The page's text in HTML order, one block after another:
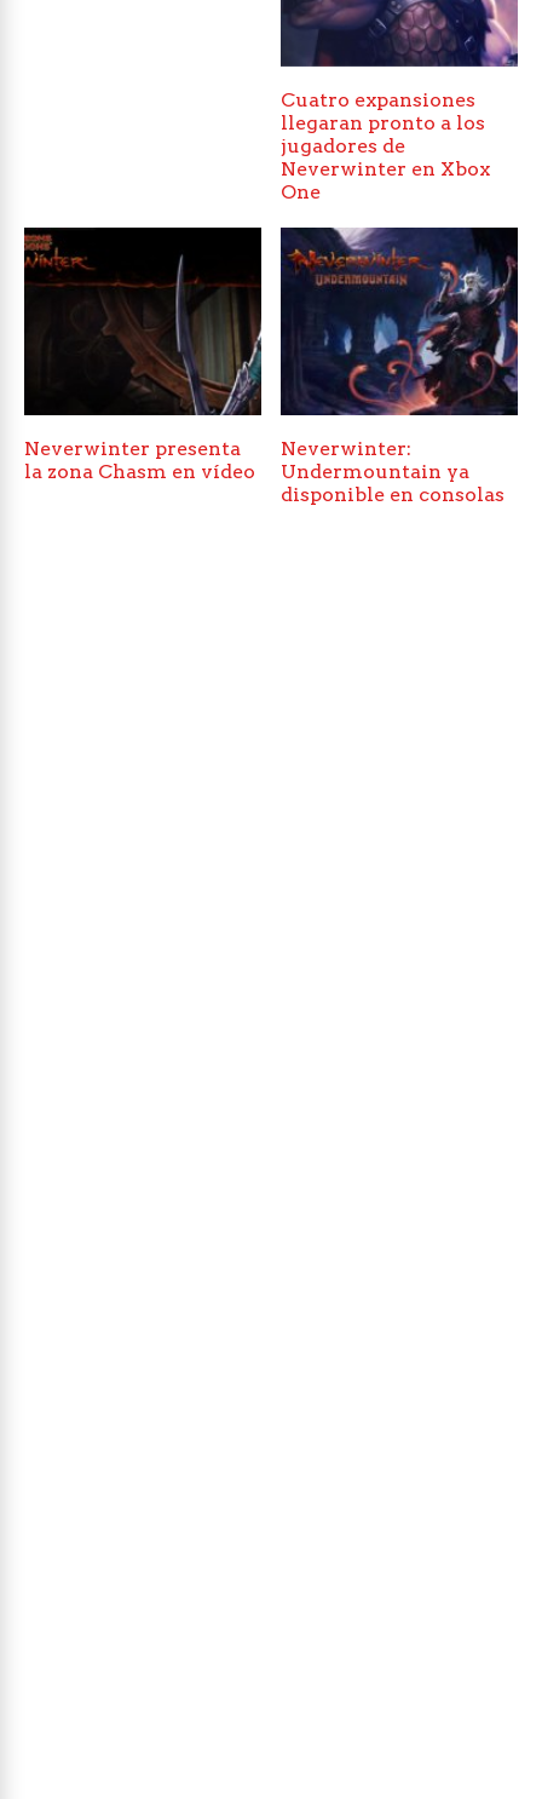
Cuatro expansiones
llegaran pronto a los
jugadores de
Neverwinter en Xbox
One
Neverwinter presenta
la zona Chasm en vídeo
Neverwinter:
Undermountain ya
disponible en consolas